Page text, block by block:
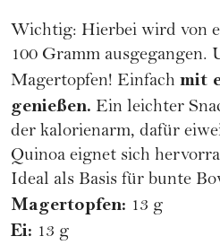
Wichtig: Hierbei wird von
100 Gramm ausgegangen.
Magertopfen! Einfach mit
genießen. Ein leichter
der kalorienarm, dafür
Quinoa eignet sich
Ideal als Basis für bunte
Magertopfen: 13 g
Ei: 13 g